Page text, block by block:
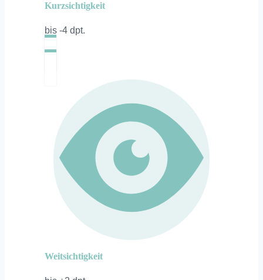
Kurzsichtigkeit
bis -4 dpt.
Weitsichtigkeit